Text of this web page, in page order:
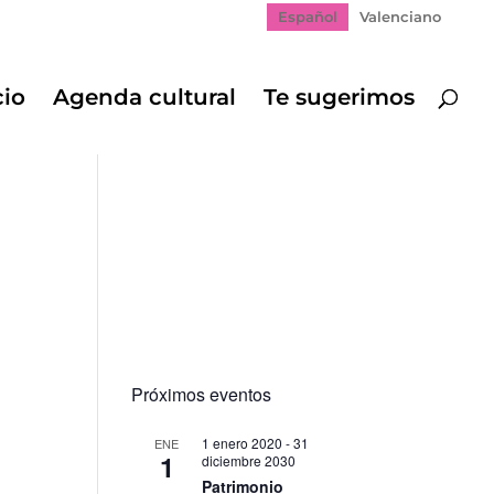
Español Valenciano
Agenda cultural Te sugerimos
Próximos eventos
ENE
1
1 enero 2020 -31
diciembre 2030
Patrimonio